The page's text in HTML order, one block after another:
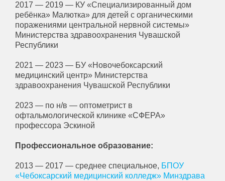
2017 — 2019 — КУ «Специализированный дом
ребёнка» Малютка» для детей с органическими
поражениями центральной нервной системы»
Министерства здравоохранения Чувашской
Республики
2021 — 2023 — БУ «Новочебоксарский
медицинский центр» Министерства
здравоохранения Чувашской Республики
2023 — по н/в — оптометрист в
офтальмологической клинике «СФЕРА»
профессора Эскиной
Профессиональное образование:
2013 — 2017 — среднее специальное, БПОУ
«Чебоксарский медицинский колледж» Минздрава